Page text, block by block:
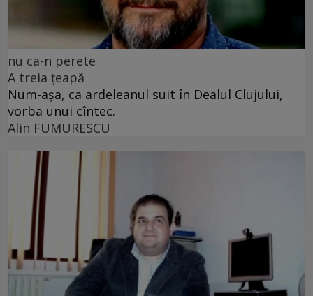
nu ca-n perete
A treia țeapă
Num-așa, ca ardeleanul suit în Dealul Clujului,
vorba unui cîntec.
Alin FUMURESCU